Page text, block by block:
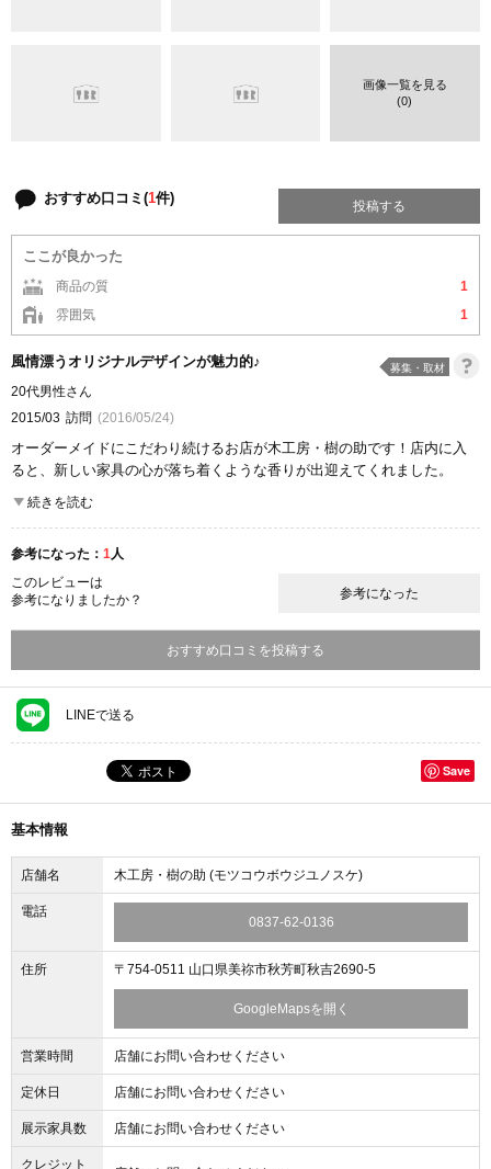
画像一覧を見る
(0)
おすすめ口コミ(1件) 投稿する
ここが良かった
商品の質
1
雰囲気
1
風情漂うオリジナルデザインが魅力的♪ 募集・取材
20代男性さん
2015/03 訪問 (2016/05/24)
オーダーメイドにこだわり続けるお店が木工房・樹の助です！店内に入
ると、新しい家具の心が落ち着くような香りが出迎えてくれました。
こちらのお店では、既存の家具を買うというよりもお客の要望に合った
オーダーメイドの家具を作り上げることにこだわりを持っています。
実に再現してくれたので思わず顔がほころんでしまいました。
値段もお手ごろで、機会があればまた注文したいと感じるお店でした！
特に、お店で売られている家具よりもこだわりの逸品がほしいといった
ここが良かった
商品の質
雰囲気
続きを読む
参考になった： 1人
このレビューは
参考になりましたか？
参考になった
おすすめ口コミを投稿する
LINEで送る
Save
基本情報
店舗名 木工房・樹の助 (モツコウボウジユノスケ)
電話
0837-62-0136
住所 〒754-0511 山口県美祢市秋芳町秋吉2690-5
GoogleMapsを開く
営業時間 店舗にお問い合わせください
定休日 店舗にお問い合わせください
展示家具数 店舗にお問い合わせください
クレジット